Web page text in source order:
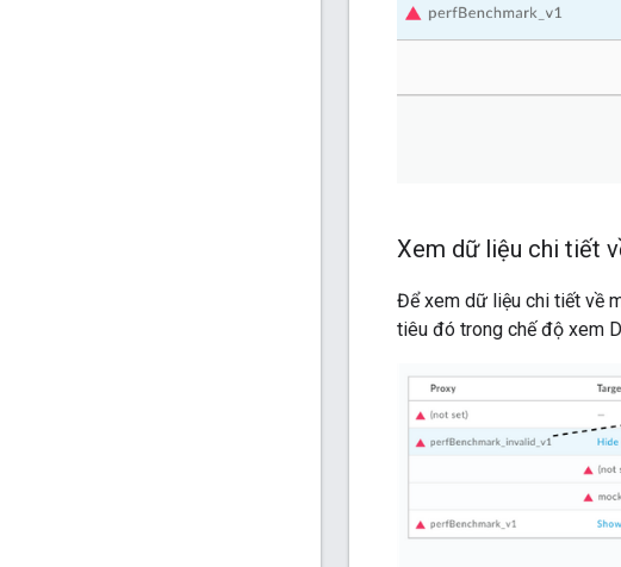
Xem dữ liệu chi tiết
Để xem dữ liệu chi tiết về
tiêu đó trong chế độ xem